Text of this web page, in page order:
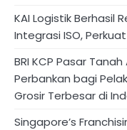
KAI Logistik Berhasil
Integrasi ISO,
BRI KCP Pasar
Perbankan bagi
Grosir Terbesar di
Singapore’s